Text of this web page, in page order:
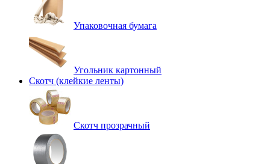
Упаковочная бумага
Угольник картонный
Скотч (клейкие ленты)
Cкотч прозрачный